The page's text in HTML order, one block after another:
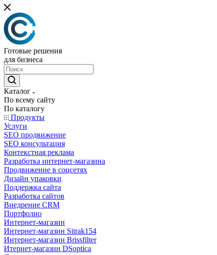
Готовые решения
для бизнеса
Каталог
По всему сайту
По каталогу
Продукты
Услуги
SEO продвижение
SEO консультация
Контекстная реклама
Разработка интернет-магазина
Продвижение в соцсетях
Дизайн упаковки
Поддержка сайта
Разработка сайтов
Внедрение CRM
Портфолио
Интернет-магазин
Интернет-магазин Sitrak154
Интернет-магазин Brissfilter
Итернет-магазин DSoptica